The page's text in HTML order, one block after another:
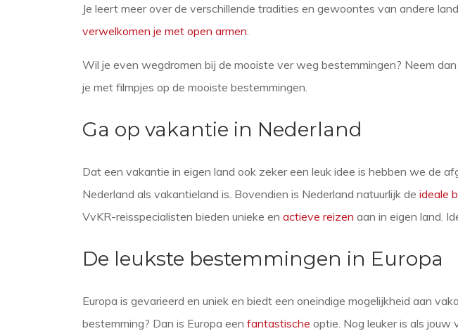
Je leert meer over de verschillende tradities en gewoontes van andere
verwelkomen je met open armen
Wil je even wegdromen bij de mooiste ver weg bestemmingen? Neem
je met filmpjes op de mooiste bestemmingen.
Ga op vakantie in Nederland
Dat een vakantie in eigen land ook zeker een leuk idee is hebben we de
Nederland als vakantieland is. Bovendien is Nederland natuurlijk de ideale
VvKR-reisspecialisten bieden unieke en actieve reizen aan in eigen land.
De leukste bestemmingen in Europa
Europa is gevarieerd en uniek en biedt een oneindige mogelijkheid aan
bestemming? Dan is Europa een fantastische optie. Nog leuker is als jouw